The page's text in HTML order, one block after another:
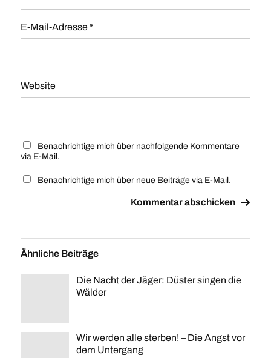
E-Mail-Adresse*
Website
Benachrichtige mich über nachfolgende Kommentare
via E-Mail.
Benachrichtige mich über neue Beiträge via E-Mail.
Ähnliche Beiträge
Die Nacht der Jäger: Düster singen die
Wälder
Wir werden alle sterben! – Die Angst vor
dem Untergang